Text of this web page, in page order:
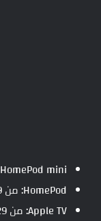
HomePod mini: من 99 دولارًا إلى 129 دولارًا.
HomePod: من 299 دولارًا إلى 349 دولارًا.
Apple TV: من 129 دولارًا إلى 199 دولارًا.